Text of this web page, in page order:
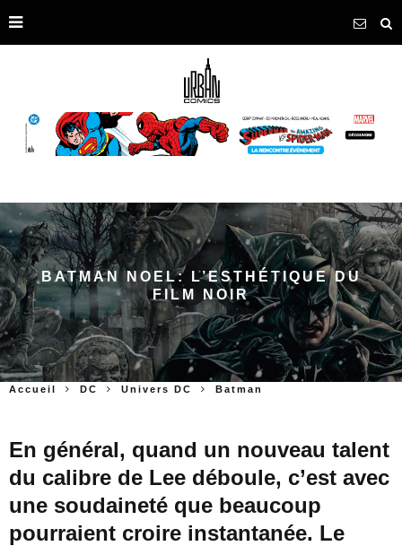
BATMAN NOEL: L’ESTHÉTIQUE DU
FILM NOIR
Accueil DC Univers DC Batman
En général, quand un nouveau talent
du calibre de Lee déboule, c’est avec
une soudaineté que beaucoup
pourraient croire instantanée. Le